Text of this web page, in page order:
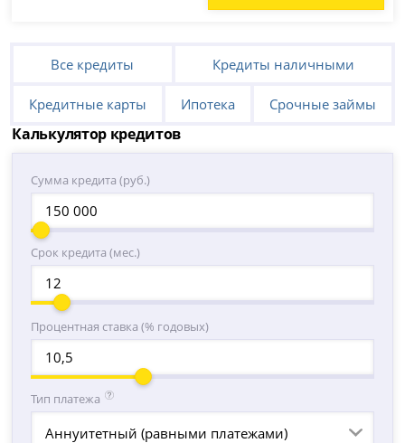
Все кредиты Кредиты наличными
Кредитные карты Ипотека Срочные займы
Калькулятор кредитов
Сумма кредита (руб.)
Срок кредита (мес.)
Процентная ставка (% годовых)
Тип платежа
Аннуитетный (равными платежами)